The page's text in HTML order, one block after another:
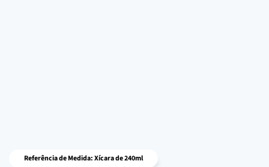
Referência de Medida: Xícara de 240ml